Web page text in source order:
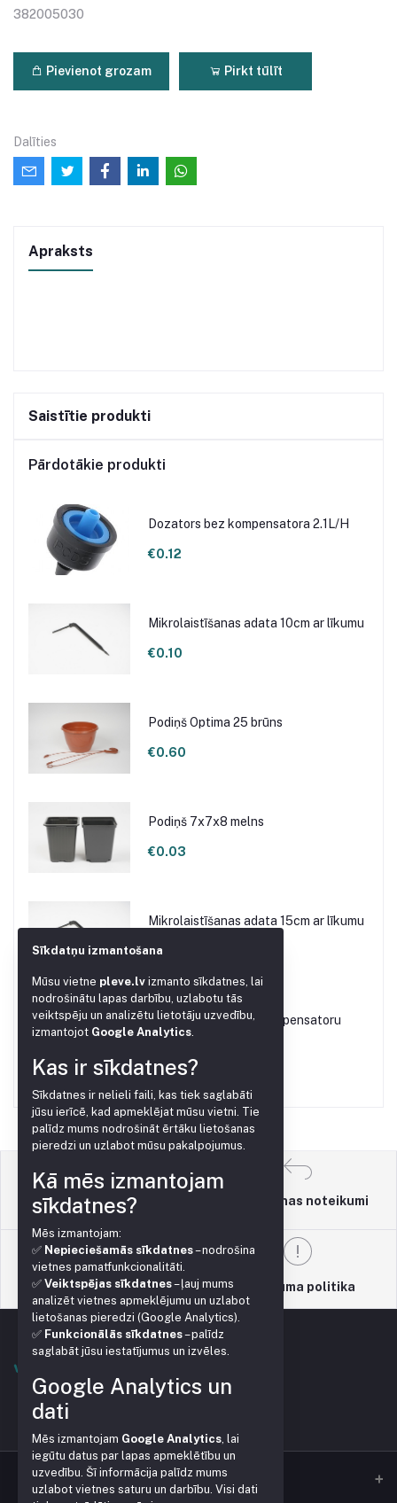
382005030
Pievienot grozam Pirkt tūlīt
Dalīties
Apraksts
Saistītie produkti
Pārdotākie produkti
Dozators bez kompensatora 2.1L/H
€0.12
Mikrolaistīšanas adata 10cm ar līkumu
€0.10
Podiņš Optima 25 brūns
€0.60
Podiņš 7x7x8 melns
€0.03
Mikrolaistīšanas adata 15cm ar līkumu
€0.10
Dozators 2.2L/H ar kompensatoru
Lietošanas noteikumi
Atgriešanas noteikumi
Atbalsta politika Privātuma politika
Sīkdatņu izmantošana
Mūsu vietne pleve.lv izmanto sīkdatnes, lai
nodrošinātu lapas darbību, uzlabotu tās
veiktspēju un analizētu lietotāju uzvedību,
izmantojot Google Analytics
Kas ir sīkdatnes?
Sīkdatnes ir nelieli faili, kas tiek saglabāti
jūsu ierīcē, kad apmeklējat mūsu vietni. Tie
palīdz mums nodrošināt ērtāku lietošanas
pieredzi un uzlabot mūsu pakalpojumus.
Kā mēs izmantojam
sīkdatnes?
Mēs izmantojam:
✅ Nepieciešamās sīkdatnes– nodrošina
vietnes pamatfunkcionalitāti.
✅ Veiktspējas sīkdatnes– ļauj mums
analizēt vietnes apmeklējumu un uzlabot
lietošanas pieredzi (Google Analytics).
✅ Funkcionālās sīkdatnes– palīdz
saglabāt jūsu iestatījumus un izvēles.
Google Analytics un
dati
Mēs izmantojam Google Analytics , lai
iegūtu datus par lapas apmeklētību un
uzvedību. Šī informācija palīdz mums
uzlabot vietnes saturu un darbību. Visi dati